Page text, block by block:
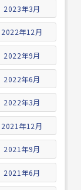
2023年3月
2022年12月
2022年9月
2022年6月
2022年3月
2021年12月
2021年9月
2021年6月